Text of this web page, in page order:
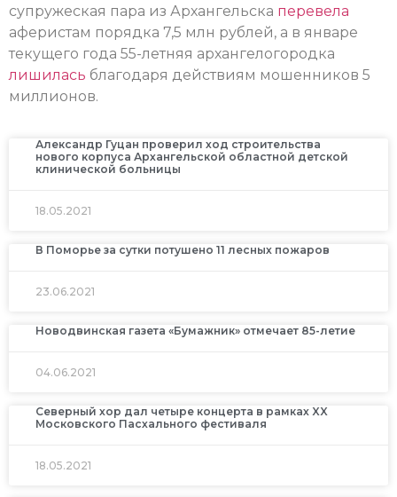
супружеская пара из Архангельска перевела
аферистам порядка 7,5 млн рублей, а в январе
текущего года 55-летняя архангелогородка
лишилась благодаря действиям мошенников 5
миллионов.
Александр Гуцан проверил ход строительства
нового корпуса Архангельской областной детской
клинической больницы
18.05.2021
В Поморье за сутки потушено 11 лесных пожаров
23.06.2021
Новодвинская газета «Бумажник» отмечает 85-летие
04.06.2021
Северный хор дал четыре концерта в рамках XX
Московского Пасхального фестиваля
18.05.2021